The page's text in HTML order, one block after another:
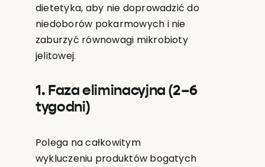
dietetyka, aby nie doprowadzić do
niedoborów pokarmowych i nie
zaburzyć równowagi mikrobioty
jelitowej.
1. Faza eliminacyjna (2–6
tygodni)
Polega na całkowitym
wykluczeniu produktów bogatych